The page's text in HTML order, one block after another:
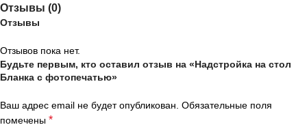
Отзывы (0)
Отзывы
Отзывов пока нет.
Будьте первым, кто оставил отзыв на «Надстройка на стол
Бланка с фотопечатью»
Ваш адрес email не будет опубликован. Обязательные поля
помечены *